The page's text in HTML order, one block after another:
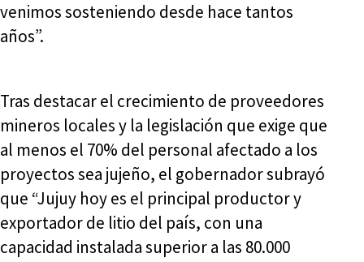
venimos sosteniendo desde hace tantos
años”.
Tras destacar el crecimiento de proveedores
mineros locales y la legislación que exige que
al menos el 70% del personal afectado a los
proyectos sea jujeño, el gobernador subrayó
que “Jujuy hoy es el principal productor y
exportador de litio del país, con una
capacidad instalada superior a las 80.000